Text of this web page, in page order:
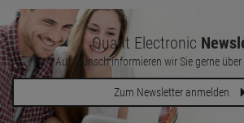
Quant Electronic
Auf Wunsch informieren wir Sie gerne
Zum Newsletter anmelden